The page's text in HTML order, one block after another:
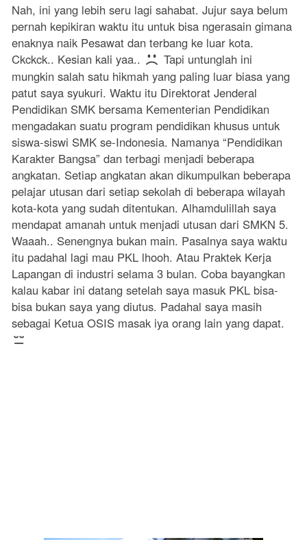
Nah, ini yang lebih seru lagi sahabat. Jujur saya belum
pernah kepikiran waktu itu untuk bisa ngerasain gimana
enaknya naik Pesawat dan terbang ke luar kota.
Ckckck.. Kesian kali yaa..
Tapi untunglah ini
mungkin salah satu hikmah yang paling luar biasa yang
patut saya syukuri. Waktu itu Direktorat Jenderal
Pendidikan SMK bersama Kementerian Pendidikan
mengadakan suatu program pendidikan khusus untuk
siswa-siswi SMK se-Indonesia. Namanya “Pendidikan
Karakter Bangsa” dan terbagi menjadi beberapa
angkatan. Setiap angkatan akan dikumpulkan beberapa
pelajar utusan dari setiap sekolah di beberapa wilayah
kota-kota yang sudah ditentukan. Alhamdulillah saya
mendapat amanah untuk menjadi utusan dari SMKN 5.
Waaah.. Senengnya bukan main. Pasalnya saya waktu
itu padahal lagi mau PKL lhooh. Atau Praktek Kerja
Lapangan di industri selama 3 bulan. Coba bayangkan
kalau kabar ini datang setelah saya masuk PKL bisa-
bisa bukan saya yang diutus. Padahal saya masih
sebagai Ketua OSIS masak iya orang lain yang dapat.